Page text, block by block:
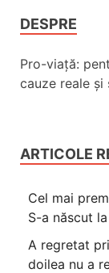
DESPRE
Pro-viață:
cauze reale
ARTICOLE
Cel mai
S-a născut
A regretat
doilea nu a